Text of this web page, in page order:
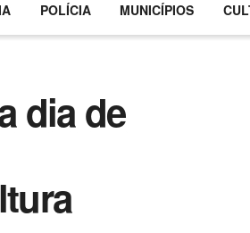
POLÍCIA MUNICÍPIOS
dia de